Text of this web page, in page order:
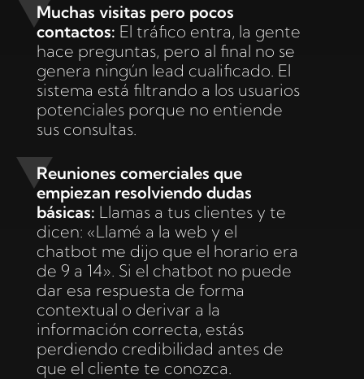
Muchas visitas pero pocos
contactos: El tráfico entra, la gente
hace preguntas, pero al final no se
genera ningún lead cualificado. El
sistema está filtrando a los usuarios
potenciales porque no entiende
sus consultas.
Reuniones comerciales que
empiezan resolviendo dudas
básicas: Llamas a tus clientes y te
dicen: «Llamé a la web y el
chatbot me dijo que el horario era
de 9 a 14». Si el chatbot no puede
dar esa respuesta de forma
contextual o derivar a la
información correcta, estás
perdiendo credibilidad antes de
que el cliente te conozca.